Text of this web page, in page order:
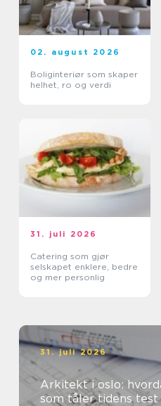
02. august 2026
Boliginteriør som skaper
helhet, ro og verdi
31. juli 2026
Catering som gjør
selskapet enklere, bedre
og mer personlig
31. juli 2026
Arkitekt i oslo:
som tåler tidens test